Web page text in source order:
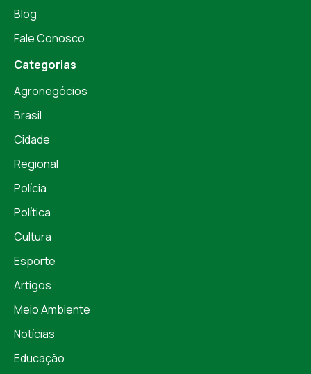
Blog
Fale Conosco
Categorias
Agronegócios
Brasil
Cidade
Regional
Polícia
Política
Cultura
Esporte
Artigos
Meio Ambiente
Notícias
Educação